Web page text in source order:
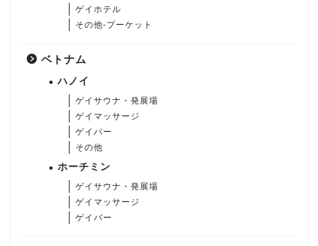
ゲイホテル
その他-プーケット
ベトナム
ハノイ
ゲイサウナ・発展場
ゲイマッサージ
ゲイバー
その他
ホーチミン
ゲイサウナ・発展場
ゲイマッサージ
ゲイバー